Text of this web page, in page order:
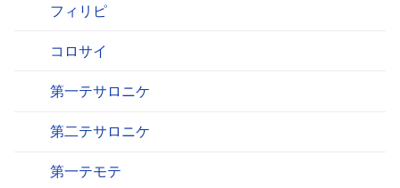
フィリピ
コロサイ
第一テサロニケ
第二テサロニケ
第一テモテ